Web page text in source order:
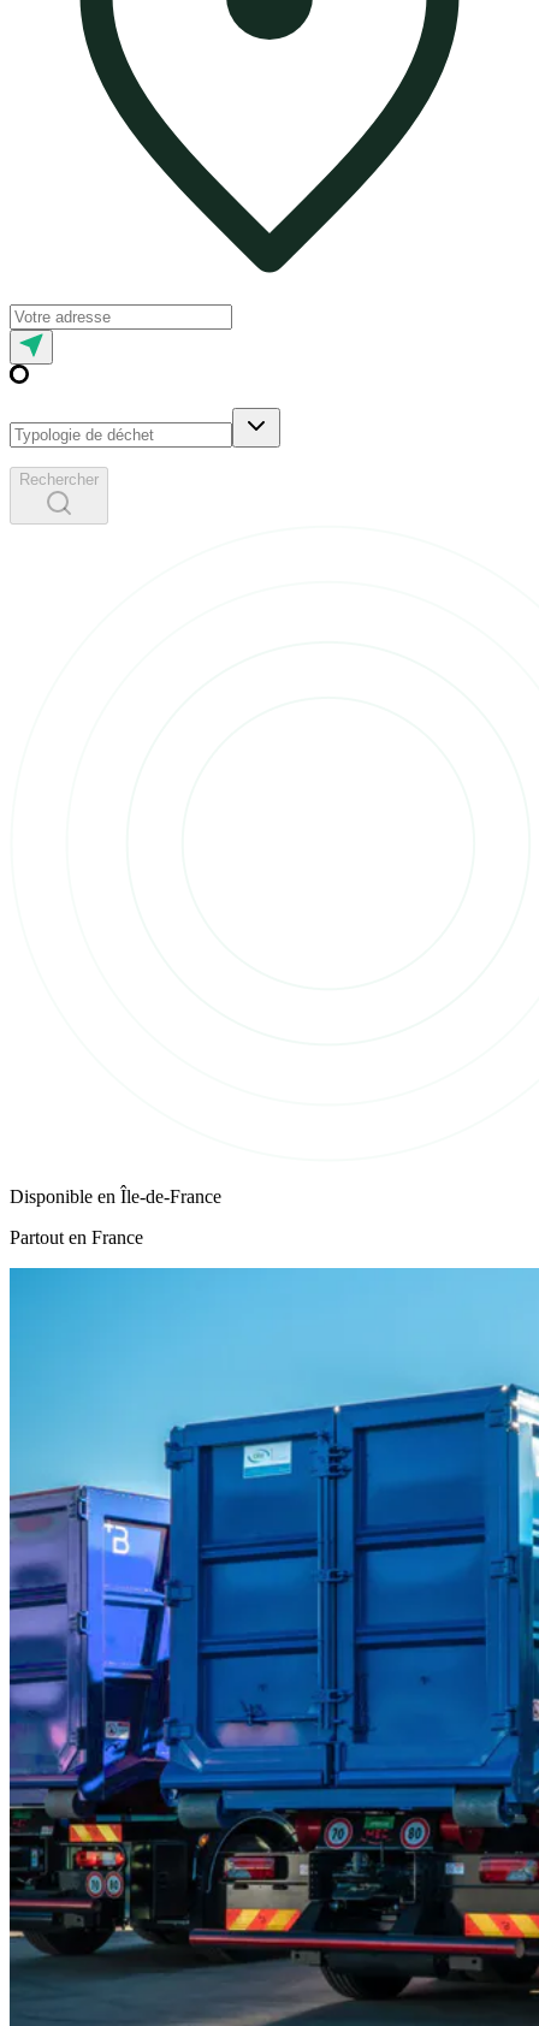
Rechercher
Disponible en Île-de-France
Partout en France